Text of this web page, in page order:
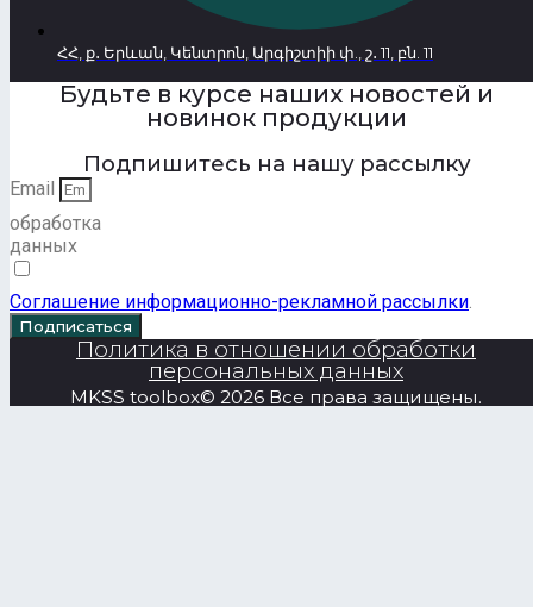
ՀՀ, ք․ Երևան, Կենտրոն, Արգիշտիի փ., շ․ 11, բն. 11
Будьте в курсе наших новостей и
новинок продукции
Подпишитесь на нашу рассылку
Email
обработка
данных
Соглашение информационно-рекламной рассылки.
Подписаться
Политика в отношении обработки
персональных данных
MKSS toolbox© 2026 Все права защищены.